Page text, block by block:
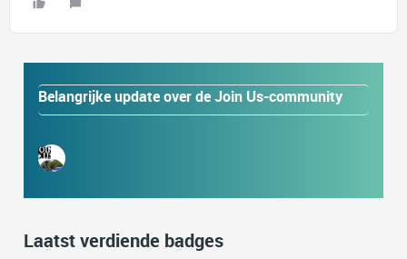
Belangrijke update over de Join Us-community
Laatst verdiende badges